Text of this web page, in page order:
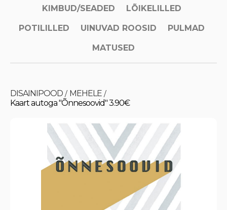
KIMBUD/SEADED LÕIKELILLED
POTILILLED UINUVAD ROOSID PULMAD
MATUSED
DISAINIPOOD / MEHELE /
Kaart autoga "Õnnesoovid" 3.90€